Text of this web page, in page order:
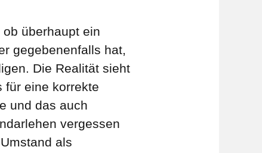
überhaupt ein
gegebenenfalls hat,
Die Realität sieht
für eine korrekte
und das auch
vergessen
als